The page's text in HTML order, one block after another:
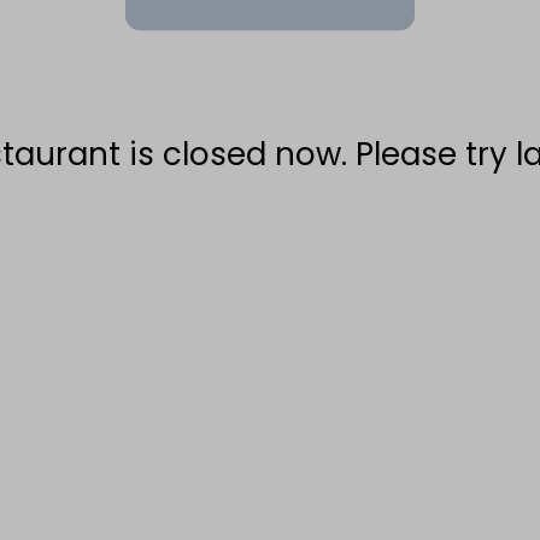
is closed now. Please try